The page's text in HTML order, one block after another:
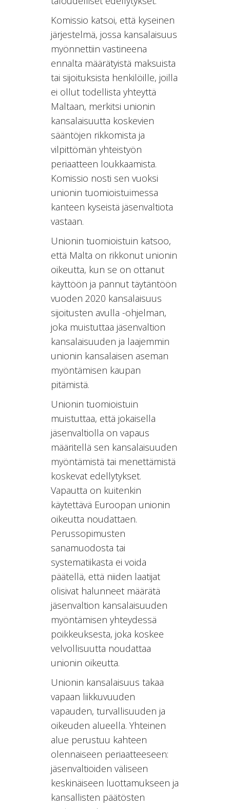
Komissio katsoi, että kyseinen
järjestelmä, jossa kansalaisuus
myönnettiin vastineena
ennalta määrätyistä maksuista
tai sijoituksista henkilöille, joilla
ei ollut todellista yhteyttä
Maltaan, merkitsi unionin
kansalaisuutta koskevien
sääntöjen rikkomista ja
vilpittömän yhteistyön
periaatteen loukkaamista.
Komissio nosti sen vuoksi
unionin tuomioistuimessa
kanteen kyseistä jäsenvaltiota
vastaan.
Unionin tuomioistuin katsoo,
että Malta on rikkonut unionin
oikeutta, kun se on ottanut
käyttöön ja pannut täytäntöön
vuoden 2020 kansalaisuus
sijoitusten avulla -ohjelman,
joka muistuttaa jäsenvaltion
kansalaisuuden ja laajemmin
unionin kansalaisen aseman
myöntämisen kaupan
pitämistä.
Unionin tuomioistuin
muistuttaa, että jokaisella
jäsenvaltiolla on vapaus
määritellä sen kansalaisuuden
myöntämistä tai menettämistä
koskevat edellytykset.
Vapautta on kuitenkin
käytettävä Euroopan unionin
oikeutta noudattaen.
Perussopimusten
sanamuodosta tai
systematiikasta ei voida
päätellä, että niiden laatijat
olisivat halunneet määrätä
jäsenvaltion kansalaisuuden
myöntämisen yhteydessä
poikkeuksesta, joka koskee
velvollisuutta noudattaa
unionin oikeutta.
Unionin kansalaisuus takaa
vapaan liikkuvuuden
vapauden, turvallisuuden ja
oikeuden alueella. Yhteinen
alue perustuu kahteen
olennaiseen periaatteeseen:
jäsenvaltioiden väliseen
keskinäiseen luottamukseen ja
kansallisten päätösten